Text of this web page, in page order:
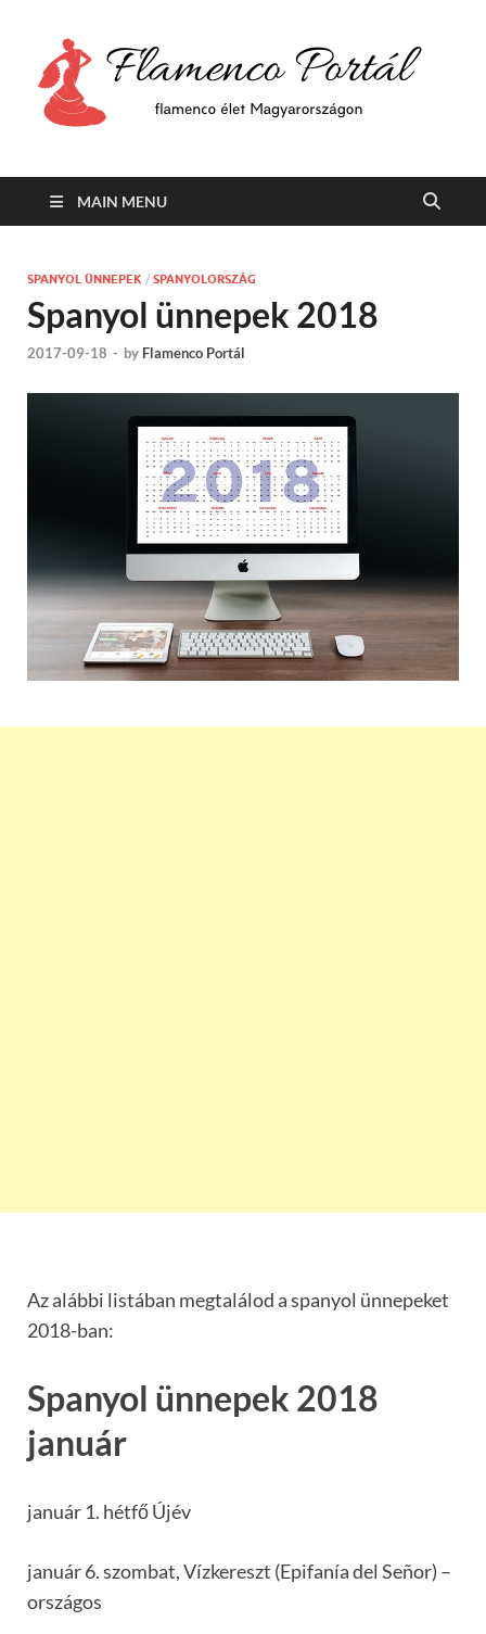
MAIN MENU
SPANYOL ÜNNEPEK / SPANYOLORSZÁG
Spanyol ünnepek 2018
2017-09-18 - by Flamenco Portál
Az alábbi listában megtalálod a spanyol ünnepeket
2018-ban:
Spanyol ünnepek 2018
január
január 1. hétfő Újév
január 6. szombat, Vízkereszt (Epifanía del Señor) –
országos